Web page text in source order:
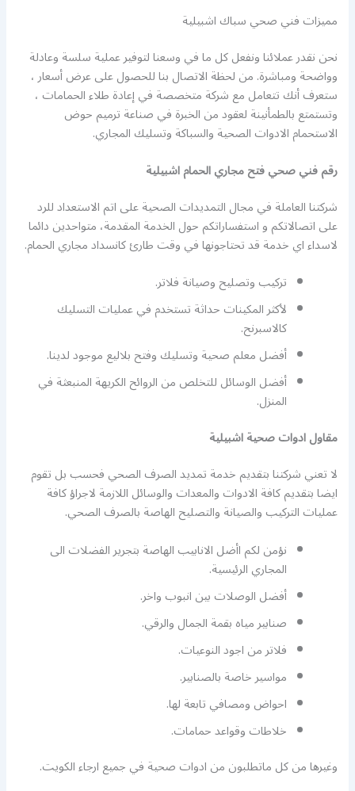
مميزات فني صحي سباك اشبيلية
نحن نقدر عملائنا ونفعل كل ما في وسعنا لتوفير عملية سلسة وعادلة
وواضحة ومباشرة. من لحظة الاتصال بنا للحصول على عرض أسعار ،
ستعرف أنك تتعامل مع شركة متخصصة في إعادة طلاء الحمامات ،
وتستمتع بالطمأنينة لعقود من الخبرة في صناعة ترميم حوض
الاستحمام الادوات الصحية والسباكة وتسليك المجاري.
رقم فني صحي فتح مجاري الحمام اشبيلية
شركتنا العاملة في مجال التمديدات الصحية على اتم الاستعداد للرد
على اتصالاتكم و استفساراتكم حول الخدمة المقدمة، متواحدين دائما
لاسداء اي خدمة قد تحتاجونها في وقت طارئ كانسداد مجاري الحمام.
تركيب وتصليح وصيانة فلاتر.
لأكثر المكينات حداثة تستخدم في عمليات التسليك
كالاسبرنح.
أفضل معلم صحية وتسليك وفتح بلاليع موجود لدينا.
أفضل الوسائل للتخلص من الروائح الكريهة المنبعثة في
المنزل.
مقاول ادوات صحية اشبيلية
لا تعني شركتنا بتقديم خدمة تمديد الصرف الصحي فحسب بل تقوم
ايضا بتقديم كافة الادوات والمعدات والوسائل اللازمة لاجراؤ كافة
عمليات التركيب والصيانة والتصليح الهاصة بالصرف الصحي.
نؤمن لكم اأضل الانابيب الهاصة بتجرير الفضلات الى
المجاري الرئيسية.
أفضل الوصلات بين انبوب واخر.
صنابير مياه بقمة الجمال والرقي.
فلاتر من اجود النوعيات.
مواسير خاصة بالصنابير.
احواض ومصافي تابعة لها.
خلاطات وقواعد حمامات.
وغيرها من كل ماتطلبون من ادوات صحية في جميع ارجاء الكويت.